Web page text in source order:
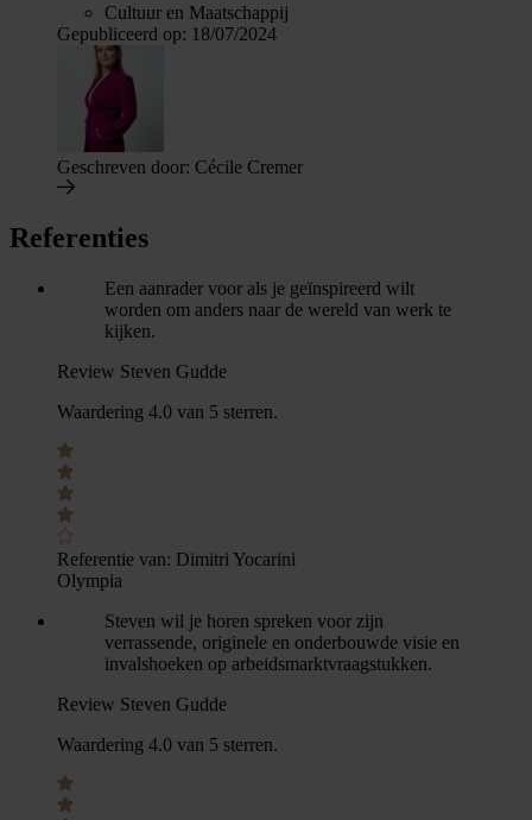
Cultuur en Maatschappij
Gepubliceerd op: 18/07/2024
Geschreven door: Cécile Cremer
Referenties
Een aanrader voor als je geïnspireerd wilt
worden om anders naar de wereld van werk te
kijken.
Review Steven Gudde
Waardering 4.0 van 5 sterren.
Referentie van: Dimitri Yocarini
Olympia
Steven wil je horen spreken voor zijn
verrassende, originele en onderbouwde visie en
invalshoeken op arbeidsmarktvraagstukken.
Review Steven Gudde
Waardering 4.0 van 5 sterren.